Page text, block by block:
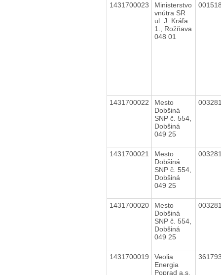
1431700023
Ministerstvo
vnútra SR
ul. J. Kráľa
1., Rožňava
048 01
1431700022
Mesto
Dobšiná
SNP č. 554,
Dobšiná
049 25
1431700021
Mesto
Dobšiná
SNP č. 554,
Dobšiná
049 25
1431700020
Mesto
Dobšiná
SNP č. 554,
Dobšiná
049 25
1431700019
Veolia
Energia
Poprad a.s.